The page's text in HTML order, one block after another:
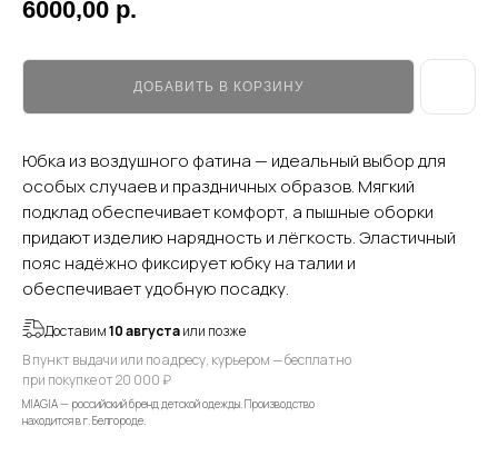
6000,00 р.
ДОБАВИТЬ В КОРЗИНУ
Юбка из воздушного фатина — идеальный выбор для
особых случаев и праздничных образов. Мягкий
подклад обеспечивает комфорт, а пышные оборки
придают изделию нарядность и лёгкость. Эластичный
пояс надёжно фиксирует юбку на талии и
обеспечивает удобную посадку.
Доставим10 августаили позже
В пункт выдачи или по адресу, курьером — бесплатно
при покупке от 20 000 ₽
MIAGIA — российский бренд детской одежды. Производство
находится в г. Белгороде.